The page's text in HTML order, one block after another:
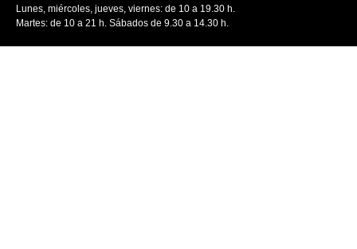
Lunes, miércoles, jueves, viernes: de 10 a 19.30 h.
Martes: de 10 a 21 h. Sábados de 9.30 a 14.30 h.